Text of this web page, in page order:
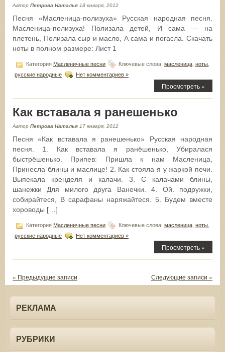
Автор Петрова Наталья 18 января, 2012
Песня «Масленица-полизуха» Русская народная песня.
Macленица-полизуха! Полизала детей, И сама — на
плетень, Полизала сыр и масло, А сама и погасла. Скачать
ноты в полном размере: Лист 1
Категория Масленичные песни Ключевые слова: масленица ноты
русские народные
Нет комментариев »
Просмотреть »
Как вставала я ранешенько
Автор Петрова Наталья 17 января, 2012
Песня «Как вставала я ранешенько» Русская народная
песня. 1. Как вставала я ранёшенько, Убиралася
быстрёшенько. Припев: Пришла к нам Масленица,
Принесла блины и маслице! 2. Как стояла я у жаркой печи.
Выпекала кренделя и калачи. 3. С калачами блины,
шанежки Для милого друга Ванечки. 4. Ой. подружки,
собирайтеся, В сарафаны наряжайтеся. 5. Будем вместе
хороводы […]
Категория Масленичные песни Ключевые слова: масленица ноты
русские народные
Нет комментариев »
Просмотреть »
« Предыдущие записи Следующие записи »
РЕКЛАМА
РУБРИКИ